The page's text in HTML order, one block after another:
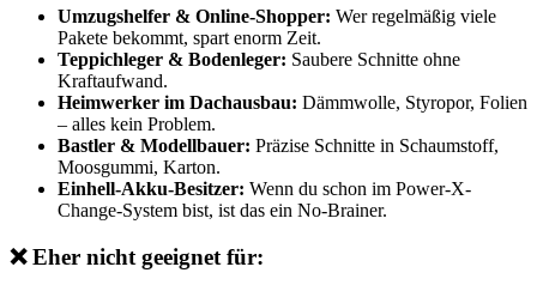
Umzugshelfer & Online-Shopper: Wer regelmäßig viele
Pakete bekommt, spart enorm Zeit.
Teppichleger & Bodenleger: Saubere Schnitte ohne
Kraftaufwand.
Heimwerker im Dachausbau: Dämmwolle, Styropor, Folien
– alles kein Problem.
Bastler & Modellbauer: Präzise Schnitte in Schaumstoff,
Moosgummi, Karton.
Einhell-Akku-Besitzer: Wenn du schon im Power-X-
Change-System bist, ist das ein No-Brainer.
❌ Eher nicht geeignet für: